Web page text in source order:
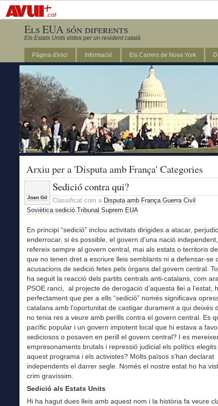
Els EUA són diferents
Els Estats Units vistos per un resident català
Pàgina d'inici Informació Els Carrers de Nova York
Arxiu per a 'Disputa amb França' Categories
Joan Gil
Sedició contra qui?
Classificat com a Disputa amb França,Guerra Civil
Soviètica,sedició,Tribunal Suprem EUA
En principi “sedició” inclou activitats dirigides a atacar,
enderrocar, si és possible, el govern d’una nació
refereix sempre al govern central, mai als estats o territoris
que no tenen dret a escriure lleis semblants ni a defensar-se
acusacions de sedició fetes pels òrgans del govern central.
ha seguit la reacció dels partits centrals anti-catalans, com
PSOE ranci, al projecte de derogació d’aquesta llei a l’estat,
perfectament que per a ells “sedició” només significava
catalana amb l’oportunitat de castigar durament a qui deixés
no tenia res a veure amb perills contra el govern central. Es
pacífic popular i un govern impotent local que hi estava a
sediciosos o posaven en perill el govern central? I es
empresonaments brutals i repressió judicial els polítics
aquest programa i els activistes? Molts països s’han declarat
independents el darrer segle. Només el nostre estat ho ha
crim gravíssim.
Sedició als Estats Units
Hi ha hagut dues lleis amb aquest nom i la història fa veure